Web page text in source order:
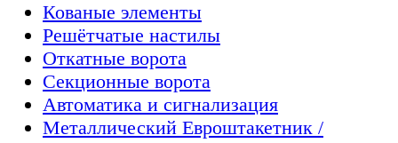
Кованые элементы
Решётчатые настилы
Откатные ворота
Секционные ворота
Автоматика и сигнализация
Металлический Евроштакетник /